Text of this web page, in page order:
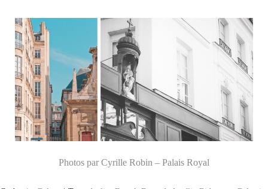
Photos par Cyrille Robin – Palais Royal